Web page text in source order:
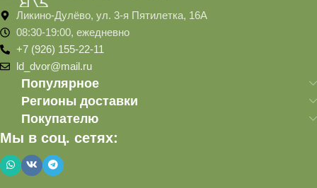
Ликино-Дулёво, ул. 3-я Пятилетка, 16А
08:30-19:00, ежедневно
+7 (926) 155-22-11
ld_dvor@mail.ru
Популярное
Регионы доставки
Покупателю
Мы в соц. сетях: